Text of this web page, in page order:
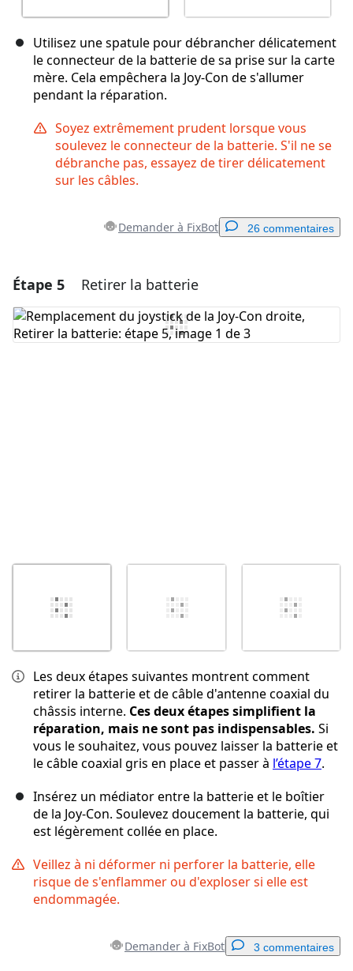
Utilisez une spatule pour débrancher délicatement
le connecteur de la batterie de sa prise sur la carte
mère. Cela empêchera la Joy-Con de s'allumer
pendant la réparation.
Soyez extrêmement prudent lorsque vous
soulevez le connecteur de la batterie. S'il ne se
débranche pas, essayez de tirer délicatement
sur les câbles.
Demander à FixBot 26 commentaires
Ajouter un commentaire
Ajouter un commentaire
Étape 5 Retirer la batterie
Les deux étapes suivantes montrent comment
retirer la batterie et de câble d'antenne coaxial du
châssis interne. Ces deux étapes simplifient la
réparation, mais ne sont pas indispensables. Si
vous le souhaitez, vous pouvez laisser la batterie et
le câble coaxial gris en place et passer à l’étape 7.
Insérez un médiator entre la batterie et le boîtier
de la Joy-Con. Soulevez doucement la batterie, qui
est légèrement collée en place.
Veillez à ni déformer ni perforer la batterie, elle
risque de s'enflammer ou d'exploser si elle est
endommagée.
Demander à FixBot 3 commentaires